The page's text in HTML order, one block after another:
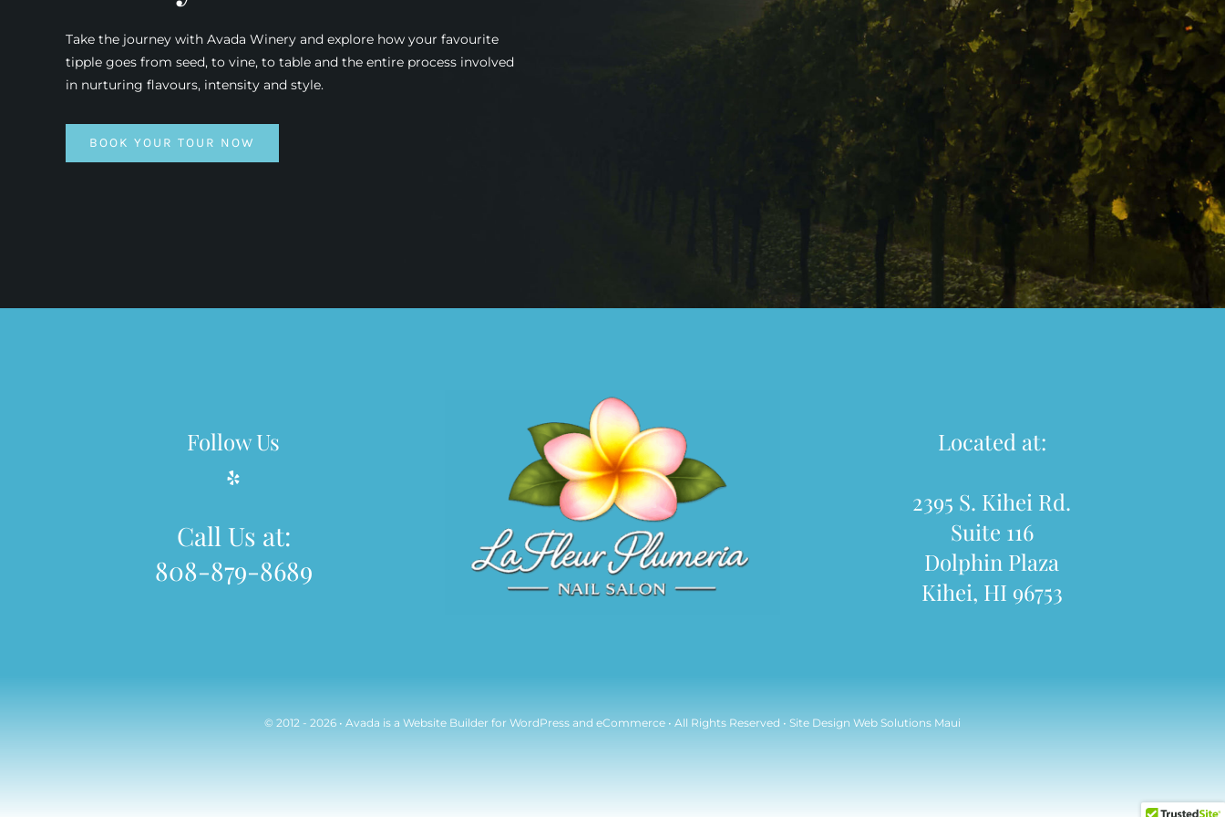
Take the journey with Avada Winery and explore how your favourite
tipple goes from seed, to vine, to table and the entire process involved
in nurturing flavours, intensity and style.
BOOK YOUR TOUR NOW
Follow Us
Call Us at:
808-879-8689
Located at:
2395 S. Kihei Rd.
Suite 116
Dolphin Plaza
Kihei, HI 96753
© 2012 - 2026 • Avada is a Website Builder for WordPress and eCommerce • All Rights Reserved • Site Design Web Solutions Maui